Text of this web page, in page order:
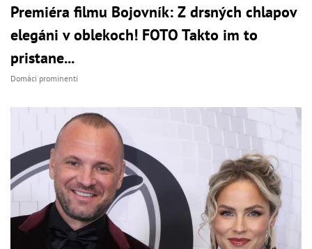
Premiéra filmu Bojovník: Z drsných chlapov
elegáni v oblekoch! FOTO Takto im to
pristane...
Domáci prominenti